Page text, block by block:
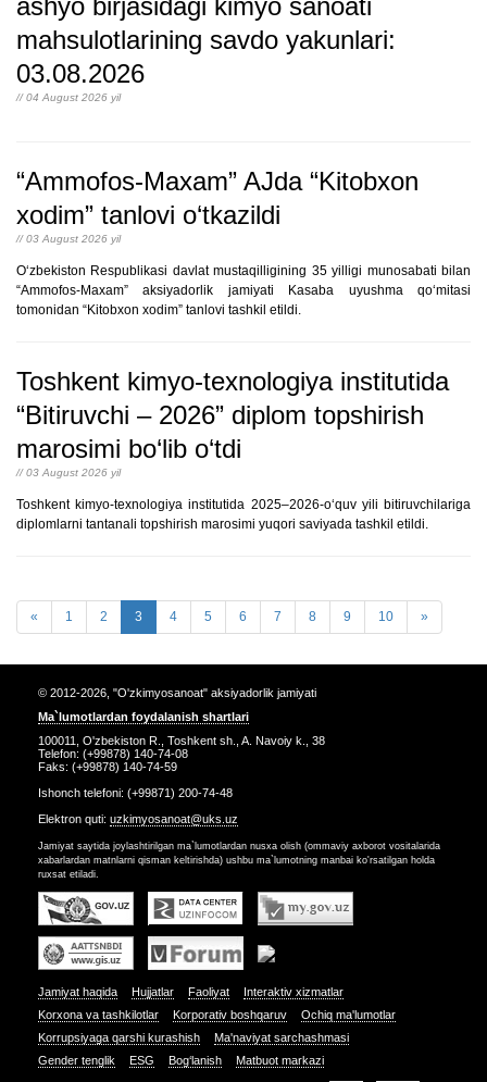
ashyo birjasidagi kimyo sanoati
mahsulotlarining savdo yakunlari:
03.08.2026
// 04 August 2026 yil
“Ammofos-Maxam” AJda “Kitobxon
xodim” tanlovi o‘tkazildi
// 03 August 2026 yil
O‘zbekiston Respublikasi davlat mustaqilligining 35 yilligi munosabati bilan
“Ammofos-Maxam” aksiyadorlik jamiyati Kasaba uyushma qo‘mitasi
tomonidan “Kitobxon xodim” tanlovi tashkil etildi.
Toshkent kimyo-texnologiya institutida
“Bitiruvchi – 2026” diplom topshirish
marosimi bo‘lib o‘tdi
// 03 August 2026 yil
Toshkent kimyo-texnologiya institutida 2025–2026-o‘quv yili bitiruvchilariga
diplomlarni tantanali topshirish marosimi yuqori saviyada tashkil etildi.
« 1 2 3 4 5 6 7 8 9 10 »
© 2012-2026, "O'zkimyosanoat" aksiyadorlik jamiyati
Ma`lumotlardan foydalanish shartlari
100011, O'zbekiston R., Toshkent sh., A. Navoiy k., 38
Telefon: (+99878) 140-74-08
Faks: (+99878) 140-74-59
Ishonch telefoni: (+99871) 200-74-48
Elektron quti: uzkimyosanoat@uks.uz
Jamiyat saytida joylashtirilgan ma`lumotlardan nusxa olish (ommaviy axborot vositalarida
xabarlardan matnlarni qisman keltirishda) ushbu ma`lumotning manbai ko'rsatilgan holda
ruxsat etiladi.
Jamiyat haqida Hujjatlar Faoliyat
Interaktiv xizmatlar
Korxona va tashkilotlar
Korporativ boshqaruv
Ochiq ma'lumotlar
Korrupsiyaga qarshi kurashish
Ma'naviyat sarchashmasi
Gender tenglik
ESG Bog‘lanish Matbuot markazi